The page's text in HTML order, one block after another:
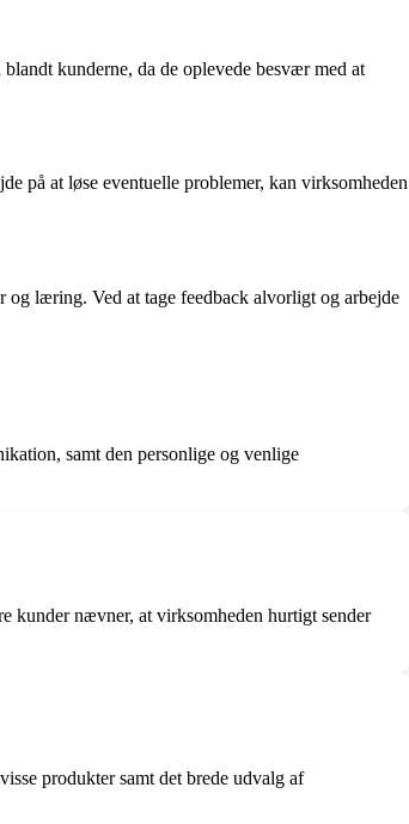
kunderne, da de oplevede besvær med at
på at løse eventuelle problemer, kan virksomheden
læring. Ved at tage feedback alvorligt og arbejde
samt den personlige og venlige
kunder nævner, at virksomheden hurtigt sender
produkter samt det brede udvalg af